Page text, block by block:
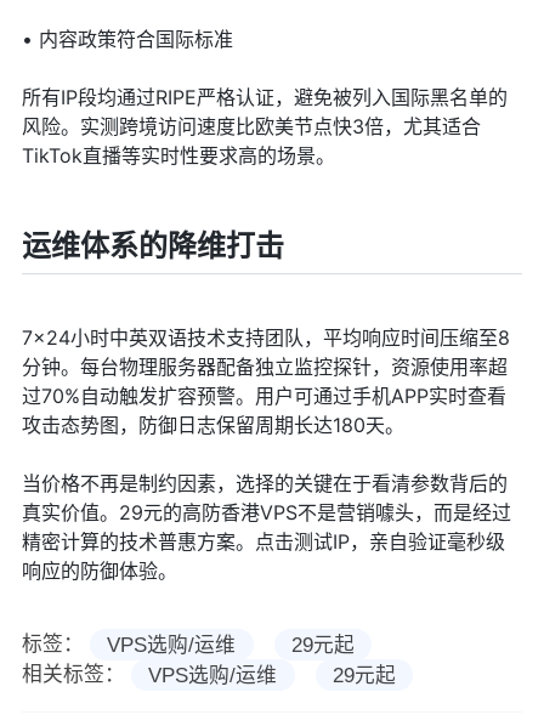
• 内容政策符合国际标准
所有IP段均通过RIPE严格认证，避免被列入国际黑名单的
风险。实测跨境访问速度比欧美节点快3倍，尤其适合
TikTok直播等实时性要求高的场景。
运维体系的降维打击
7×24小时中英双语技术支持团队，平均响应时间压缩至8
分钟。每台物理服务器配备独立监控探针，资源使用率超
过70%自动触发扩容预警。用户可通过手机APP实时查看
攻击态势图，防御日志保留周期长达180天。
当价格不再是制约因素，选择的关键在于看清参数背后的
真实价值。29元的高防香港VPS不是营销噱头，而是经过
精密计算的技术普惠方案。点击测试IP，亲自验证毫秒级
响应的防御体验。
标签： VPS选购/运维
29元起
相关标签：
VPS选购/运维 29元起